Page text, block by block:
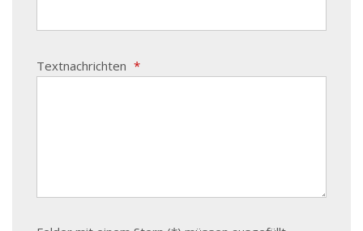
Textnachrichten *